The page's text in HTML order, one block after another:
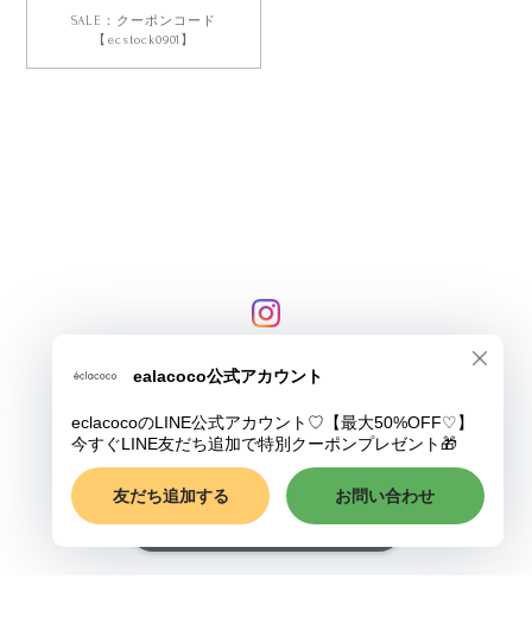
SALE：クーポンコード
【ecstock0901】
プライバシーポリシー
特定商取引法に基づく表記
COPYRIGHT © eclacoco
ショップに質問する